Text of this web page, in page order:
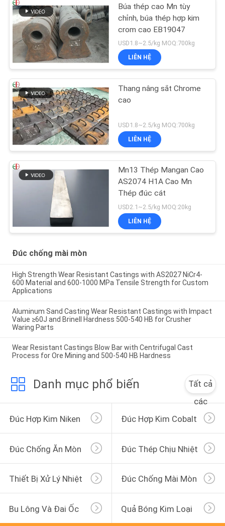
Búa thép cao Mn tùy
chỉnh, búa thép hợp kim
crom cao EB19047
USD1.8~2.5/kg MOQ:700kg
LIÊN HỆ
Thang nâng sắt Chrome
cao
USD1.8~2.5/kg MOQ:700kg
LIÊN HỆ
Mn13 Thép Mangan Cao
AS2074 H1A Cao Mn
Thép đúc cát
USD2.1~2.5/kg MOQ:20kg
LIÊN HỆ
Đúc chống mài mòn
High Strength Wear Resistant Castings with AS2027 NiCr4-
600 Material and 600-1000 MPa Tensile Strength for Custom
Applications
Aluminum Sand Casting Wear Resistant Castings with Impact
Value ≥60J and Brinell Hardness 500-540 HB for Crusher
Waring Parts
Wear Resistant Castings Blow Bar with Centrifugal Cast
Process for Ore Mining and 500-540 HB Hardness
Danh mục phổ biến
Tất cả
các
Đúc Hợp Kim Niken
Đúc Hợp Kim Cobalt
Đúc Chống Ăn Mòn Đúc Thép Chịu Nhiệt
Thiết Bị Xử Lý Nhiệt Đúc Chống Mài Mòn
Bu Lông Và Đai Ốc Quả Bóng Kim Loại